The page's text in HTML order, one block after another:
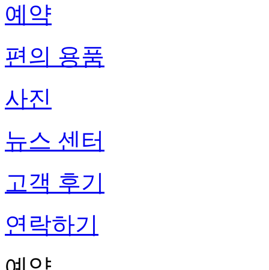
예약
편의 용품
사진
뉴스 센터
고객 후기
연락하기